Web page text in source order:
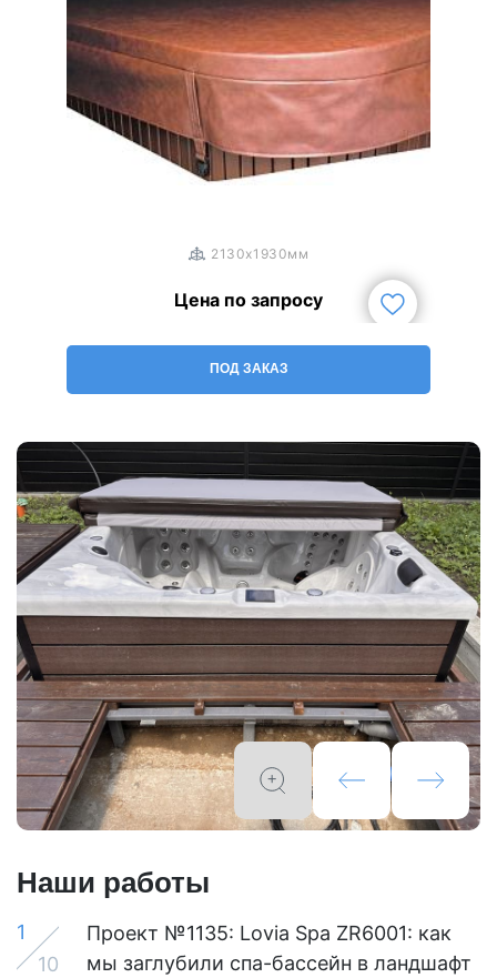
2130x1930мм
Цена по запросу
ПОД ЗАКАЗ
Наши работы
1
10
Проект №1135: Lovia Spa ZR6001: как
мы заглубили спа-бассейн в ландшафт